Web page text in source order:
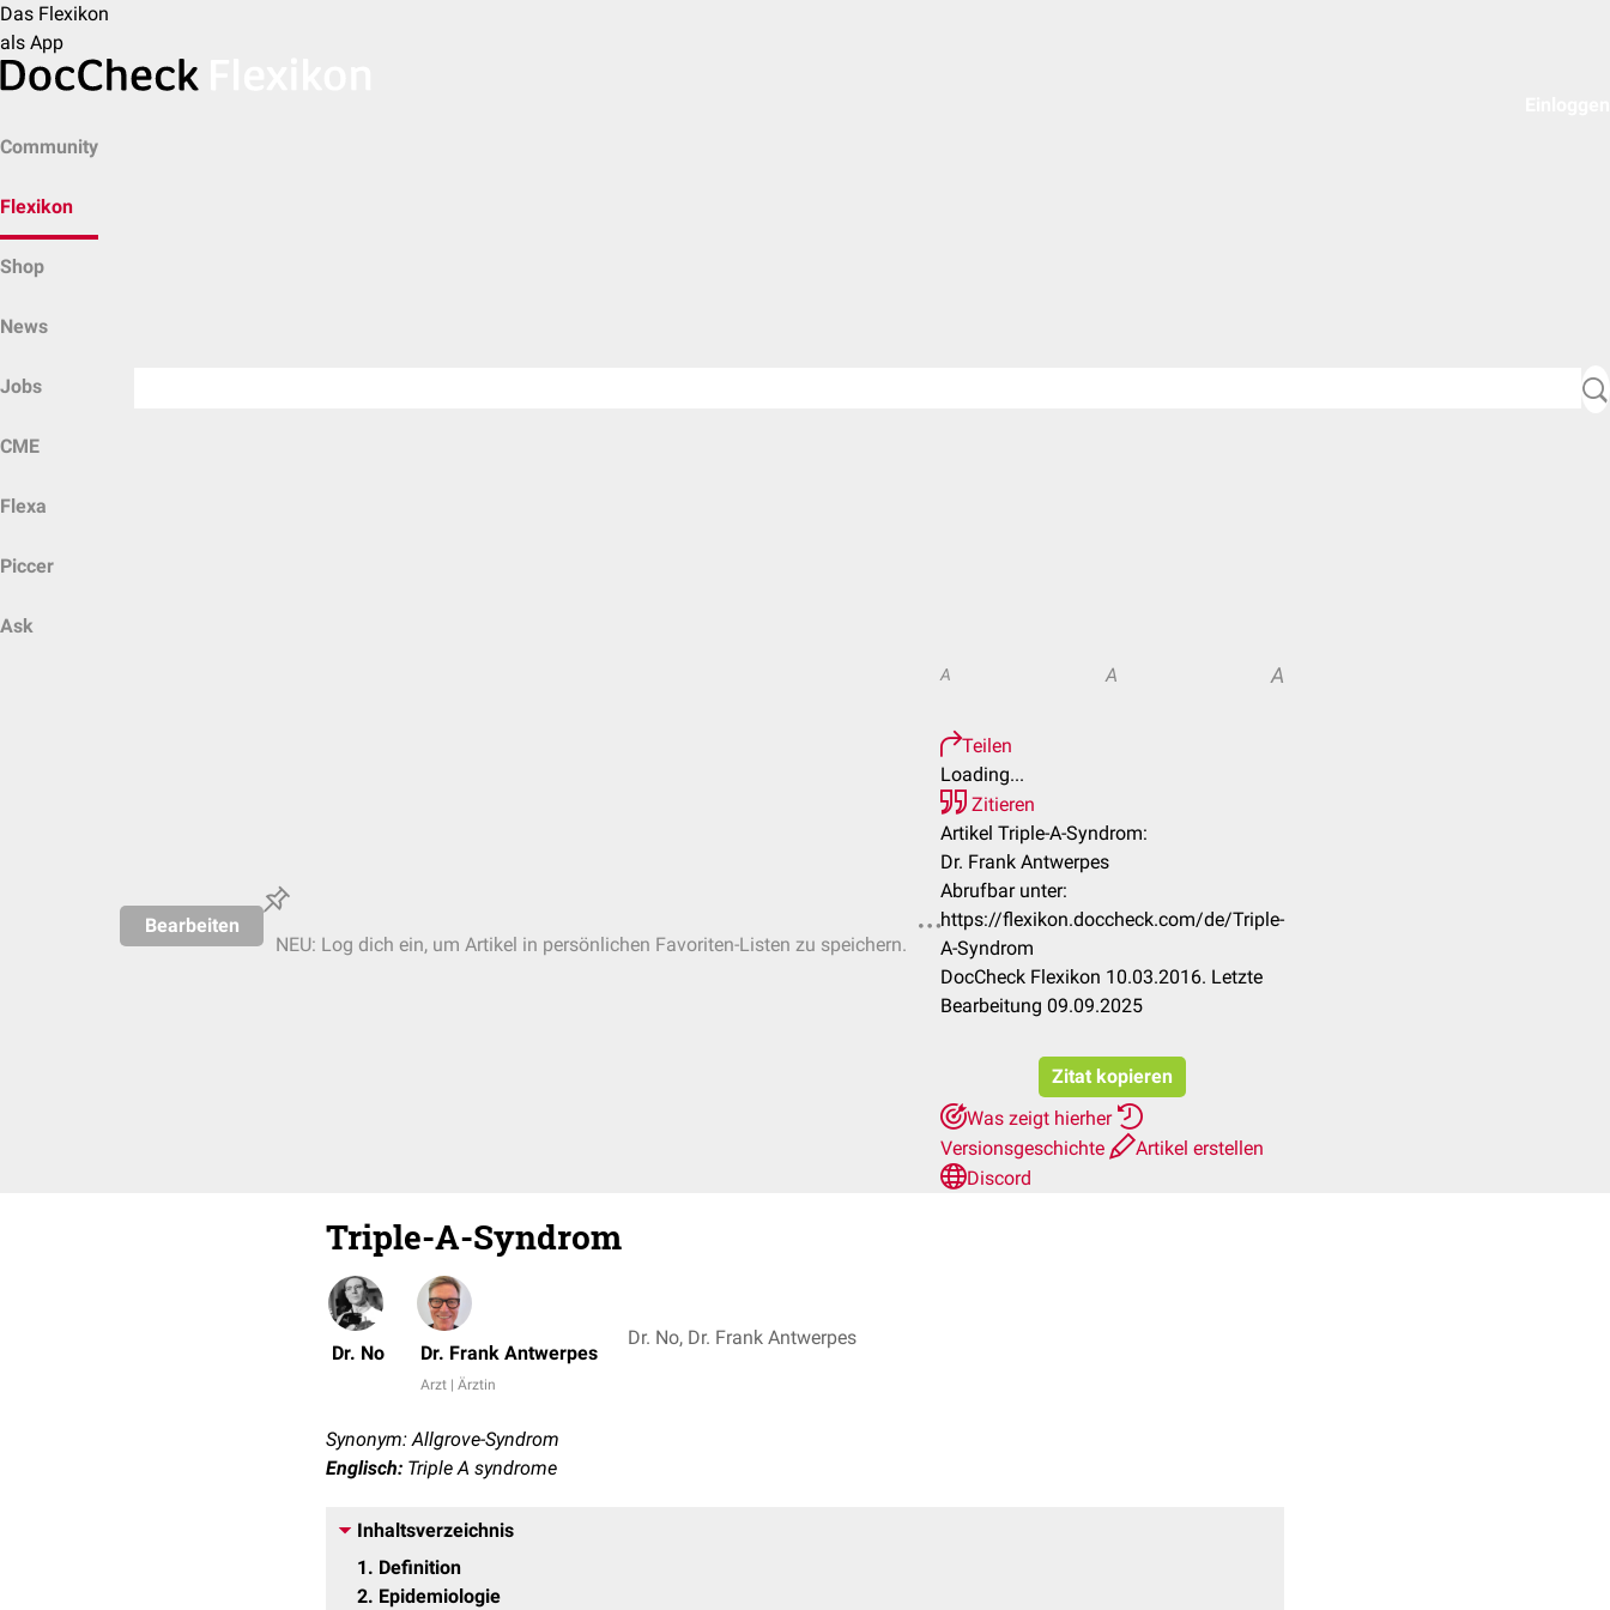
Das Flexikon
als App
Community
Flexikon
Shop
News
Jobs
CME
Flexa
Piccer
Ask
Bearbeiten
NEU: Log dich ein, um Artikel in persönlichen Favoriten-Listen zu speichern.
A A A
Teilen
Loading...
Zitieren
Artikel Triple-A-Syndrom:
Dr. Frank Antwerpes
Abrufbar unter:
https://flexikon.doccheck.com/de/Triple-
A-Syndrom
DocCheck Flexikon 10.03.2016. Letzte
Bearbeitung 09.09.2025
Zitat kopieren
Was zeigt hierher
Versionsgeschichte
Artikel erstellen
Discord
Triple-A-Syndrom
Dr. No Dr. Frank Antwerpes
Arzt | Ärztin
Dr. No, Dr. Frank Antwerpes
Synonym: Allgrove-Syndrom
Englisch: Triple A syndrome
Inhaltsverzeichnis
1
Definition
2 Epidemiologie